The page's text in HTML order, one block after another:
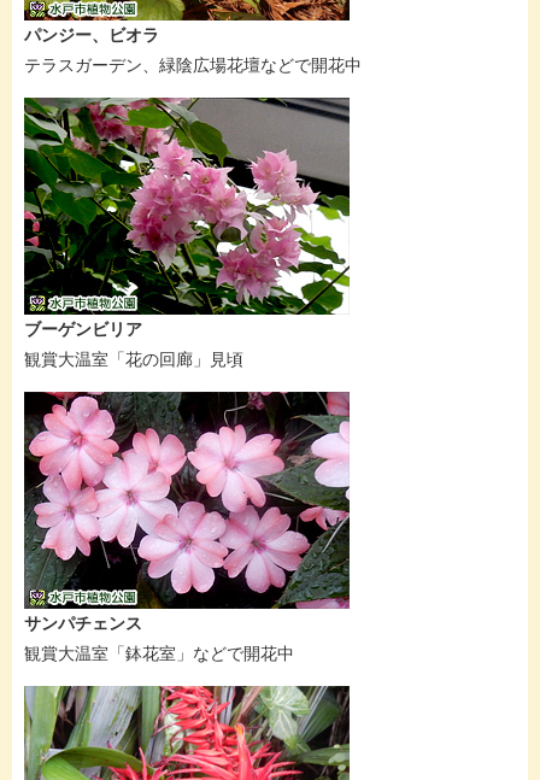
パンジー、ビオラ
テラスガーデン、緑陰広場花壇などで開花中
ブーゲンビリア
観賞大温室「花の回廊」見頃
サンパチェンス
観賞大温室「鉢花室」などで開花中